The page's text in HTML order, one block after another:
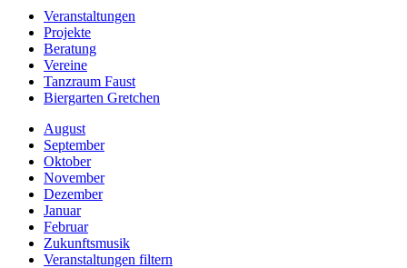
Veranstaltungen
Projekte
Beratung
Vereine
Tanzraum Faust
Biergarten Gretchen
August
September
Oktober
November
Dezember
Januar
Februar
Zukunftsmusik
Veranstaltungen filtern